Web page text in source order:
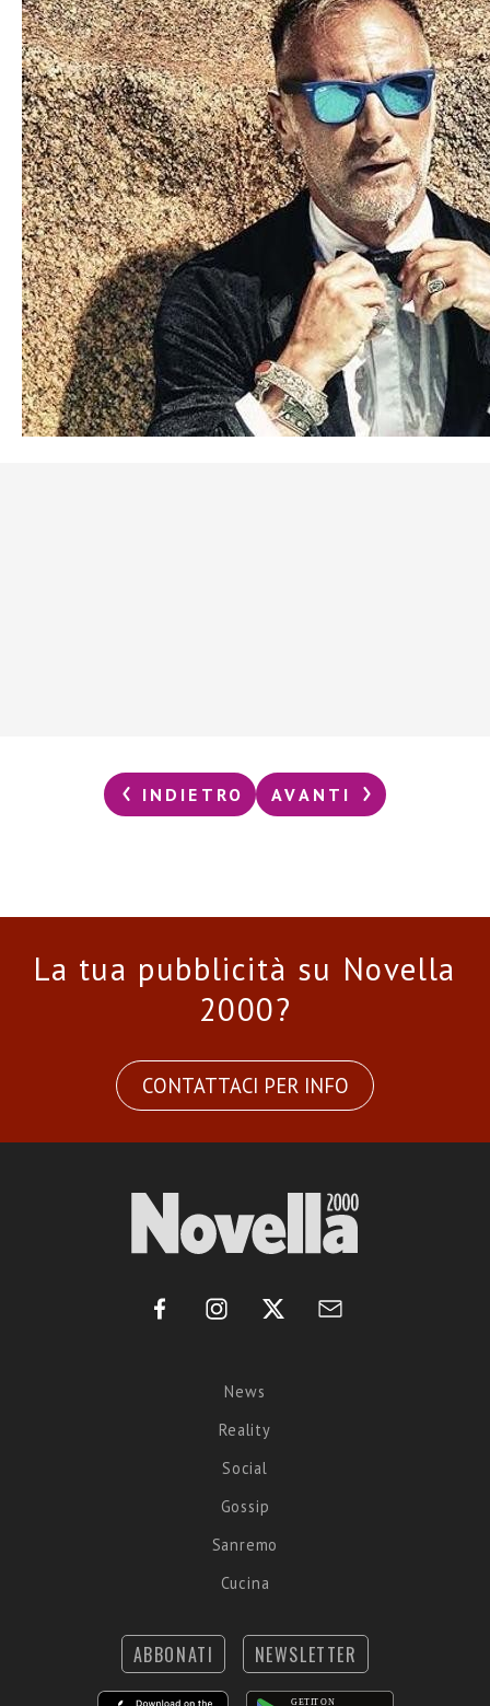
INDIETRO AVANTI
La tua pubblicità su Novella
2000?
CONTATTACI PER INFO
News
Reality
Social
Gossip
Sanremo
Cucina
ABBONATI NEWSLETTER